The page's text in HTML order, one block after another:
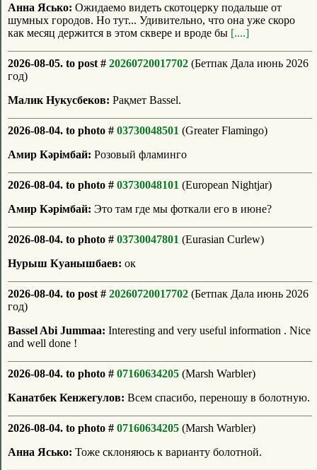
Анна Ясько: Ожидаемо видеть скотоцерку подальше от
шумных городов. Но тут... Удивительно, что она уже скоро
как месяц держится в этом сквере и вроде бы [....]
2026-08-05. to post # 20260720017702 (Бетпак Дала июнь 2026
год)
Малик Нукусбеков: Рақмет Bassel.
2026-08-04. to photo # 03730048501 (Greater Flamingo)
Амир Кәрімбай: Розовый фламинго
2026-08-04. to photo # 03730048101 (European Nightjar)
Амир Кәрімбай: Это там где мы фоткали его в июне?
2026-08-04. to photo # 03730047801 (Eurasian Curlew)
Нурыш Куанышбаев: ок
2026-08-04. to post # 20260720017702 (Бетпак Дала июнь 2026
год)
Bassel Abi Jummaa: Interesting and very useful information . Nice
and well done !
2026-08-04. to photo # 07160634205 (Marsh Warbler)
Канатбек Кенжегулов: Всем спасибо, переношу в болотную.
2026-08-04. to photo # 07160634205 (Marsh Warbler)
Анна Ясько: Тоже склоняюсь к варианту болотной.